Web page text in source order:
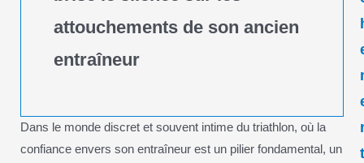
attouchements de son ancien
entraîneur
Dans le monde discret et souvent intime du triathlon, où la
confiance envers son entraîneur est un pilier fondamental, un